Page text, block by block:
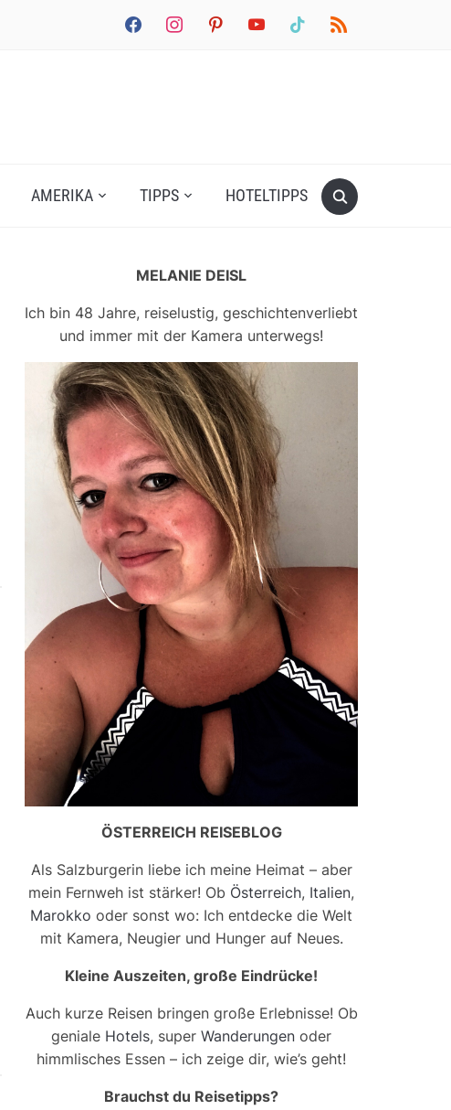
facebookinstagrampinterestyoutube tiktok rss
AMERIKA TIPPS HOTELTIPPS
MELANIE DEISL
Ich bin 48 Jahre, reiselustig, geschichtenverliebt
und immer mit der Kamera unterwegs!
ÖSTERREICH REISEBLOG
Als Salzburgerin liebe ich meine Heimat – aber
mein Fernweh ist stärker! Ob Österreich, Italien,
Marokko oder sonst wo: Ich entdecke die Welt
mit Kamera, Neugier und Hunger auf Neues.
Kleine Auszeiten, große Eindrücke!
Auch kurze Reisen bringen große Erlebnisse! Ob
geniale Hotels, super Wanderungen oder
himmlisches Essen – ich zeige dir, wie’s geht!
Brauchst du Reisetipps?